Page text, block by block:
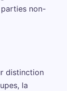
non-
distinction
la